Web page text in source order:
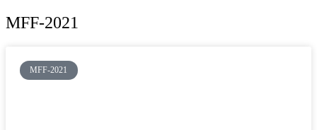
MFF-2021
MFF-2021